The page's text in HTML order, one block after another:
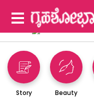
Story Beauty